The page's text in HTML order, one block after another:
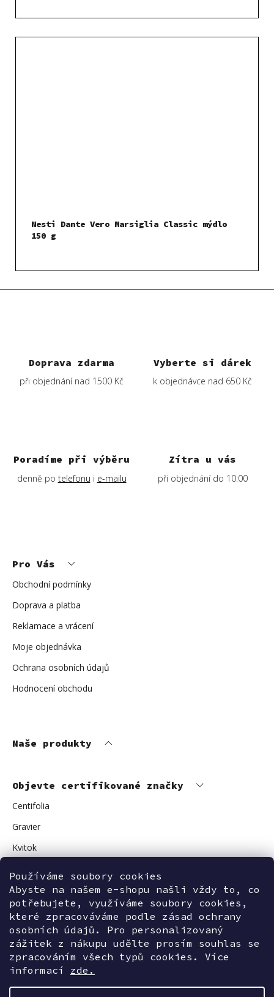
Používáme soubory cookies
Abyste na našem e-shopu našli vždy to, co
potřebujete, využíváme soubory cookies,
které zpracováváme podle zásad ochrany
osobních údajů. Pro personalizovaný
zážitek z nákupu udělte prosím souhlas se
zpracováním všech typů cookies. Více
informací zde.
Doprava zdarma
při objednání nad 1500 Kč
Vyberte si dárek
k objednávce nad 650 Kč
Poradíme při výběru
denně po telefonu i e-mailu
Zítra u vás
při objednání do 10:00
Nesti Dante Vero Marsiglia Classic mýdlo
150 g
Pro Vás
Obchodní podmínky
Doprava a platba
Reklamace a vrácení
Moje objednávka
Ochrana osobních údajů
Hodnocení obchodu
Naše produkty
Objevte certifikované značky
Centifolia
Gravier
Kvitok
Avant Skincare
Sonnentor
Kontaktujte nás